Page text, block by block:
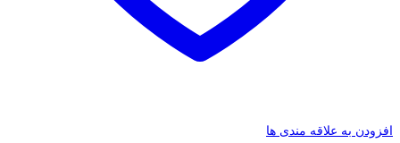
افزودن به علاقه مندی ها